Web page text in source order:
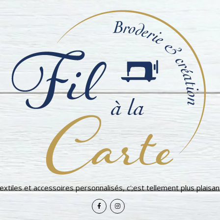
et accessoires personnalisés, c';est tellement plus